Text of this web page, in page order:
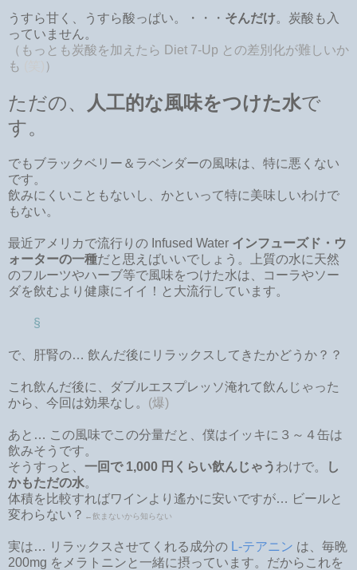
うすら甘く、うすら酸っぱい。・・・ そんだけ。炭酸も入
っていません。
（もっとも炭酸を加えたら Diet 7-Up との差別化が難しいか
も
）
ただの、 人工的な風味をつけた水で
す。
でもブラックベリー＆ラベンダーの風味は、特に悪くない
です。
飲みにくいこともないし、かといって特に美味しいわけで
もない。
最近アメリカで流行りの Infused Water インフューズド・ウ
ォーターの一種だと思えばいいでしょう。上質の水に天然
のフルーツやハーブ等で風味をつけた水は、コーラやソー
ダを飲むより健康にイイ！と大流行しています。
§
で、肝腎の… 飲んだ後にリラックスしてきたかどうか？？
これ飲んだ後に、ダブルエスプレッソ淹れて飲んじゃった
から、今回は効果なし。 (爆)
あと… この風味でこの分量だと、僕はイッキに３～４缶は
飲みそうです。
そうすっと、 一回で 1,000 円くらい飲んじゃう わけで。
し
かもただの水。
体積を比較すればワインより遙かに安いですが… ビールと
変わらない？ ←飲まないから知らない
実は… リラックスさせてくれる成分の L-テアニン は、毎晩
200mg をメラトニンと一緒に摂っています。だからこれを